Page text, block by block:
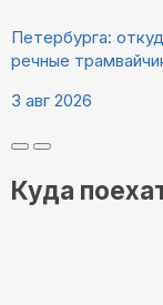
Петербурга:
речные
3 авг 2026
Куда